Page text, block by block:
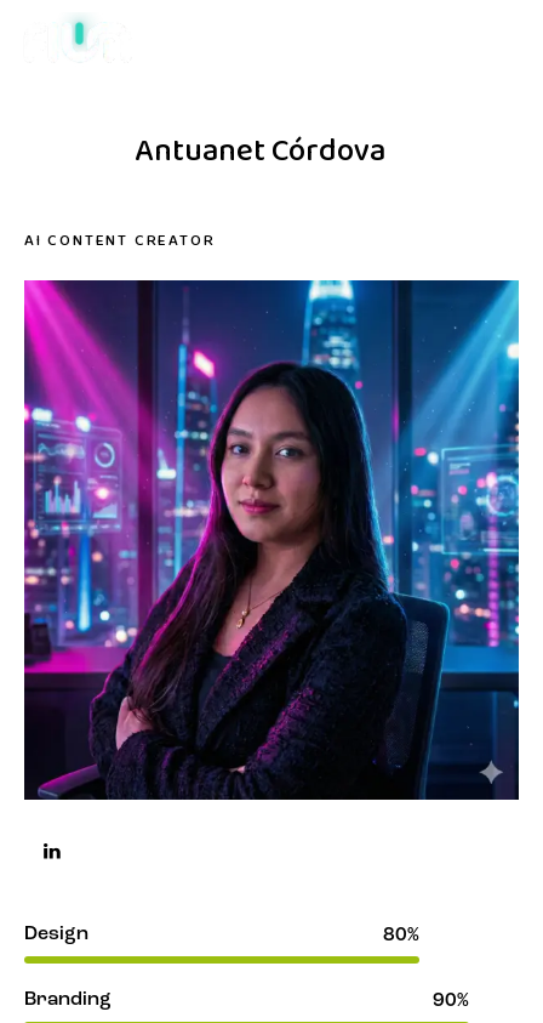
Antuanet Córdova
AI CONTENT CREATOR
Design 80%
Branding 90%